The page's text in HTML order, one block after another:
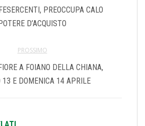
PREOCCUPA CALO
POTERE D’ACQUISTO
PROSSIMO
A FOIANO DELLA CHIANA,
13 E DOMENICA 14 APRILE